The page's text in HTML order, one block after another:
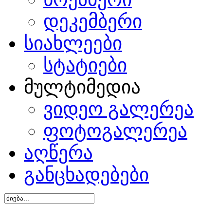
დეკემბერი
სიახლეები
სტატიები
მულტიმედია
ვიდეო გალერეა
ფოტოგალერეა
აღწერა
განცხადებები